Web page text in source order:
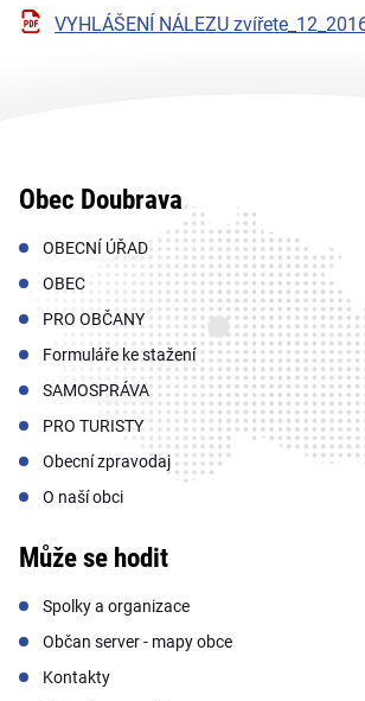
VYHLÁŠENÍ NÁLEZU
Obec Doubrava
OBECNÍ ÚŘAD
OBEC
PRO OBČANY
Formuláře ke stažení
SAMOSPRÁVA
PRO TURISTY
Obecní zpravodaj
O naší obci
Může se hodit
Spolky a organizace
Občan server - mapy obce
Kontakty